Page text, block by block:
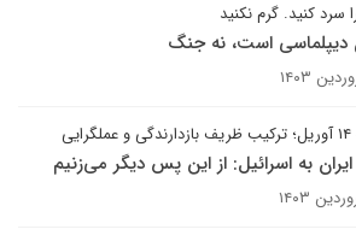
سرد کنید. گرم نکنید
دیپلماسی است، نه جنگ
ایران به اسرائیل: از این پس دیگر می‌زنیم